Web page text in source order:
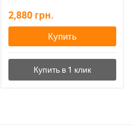
2,880 грн.
Купить